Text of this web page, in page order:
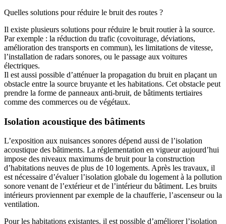
Quelles solutions pour réduire le bruit des routes ?
Il existe plusieurs solutions pour réduire le bruit routier à la source.
Par exemple : la réduction du trafic (covoiturage, déviations,
amélioration des transports en commun), les limitations de vitesse,
l’installation de radars sonores, ou le passage aux voitures
électriques.
Il est aussi possible d’atténuer la propagation du bruit en plaçant un
obstacle entre la source bruyante et les habitations. Cet obstacle peut
prendre la forme de panneaux anti-bruit, de bâtiments tertiaires
comme des commerces ou de végétaux.
Isolation acoustique des bâtiments
L’exposition aux nuisances sonores dépend aussi de l’isolation
acoustique des bâtiments. La réglementation en vigueur aujourd’hui
impose des niveaux maximums de bruit pour la construction
d’habitations neuves de plus de 10 logements. Après les travaux, il
est nécessaire d’évaluer l’isolation globale du logement à la pollution
sonore venant de l’extérieur et de l’intérieur du bâtiment. Les bruits
intérieurs proviennent par exemple de la chaufferie, l’ascenseur ou la
ventilation.
Pour les habitations existantes, il est possible d’améliorer l’isolation